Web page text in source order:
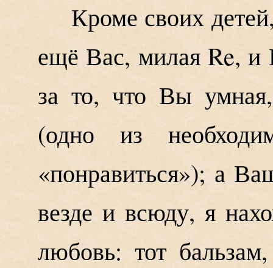
Кроме своих
ещё Вас, милая Re,
за то, что Вы
(одно из
«понравиться»); а
везде и всюду, я
любовь: тот